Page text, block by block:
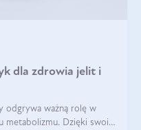
dla zdrowia jelit i
odgrywa ważną rolę w
metabolizmu. Dzięki swoim